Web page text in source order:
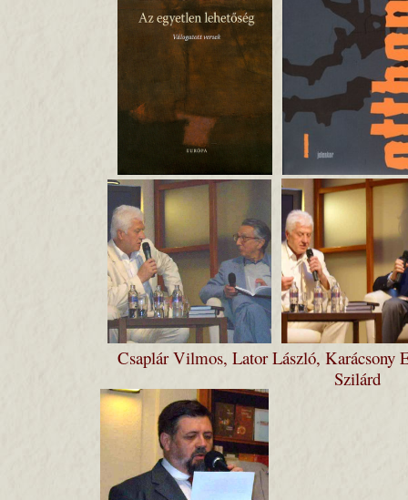
Csaplár Vilmos, Lator László, Karácsony
Szilárd